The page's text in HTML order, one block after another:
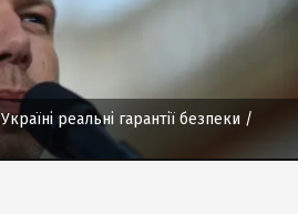
реальні гарантії безпеки /